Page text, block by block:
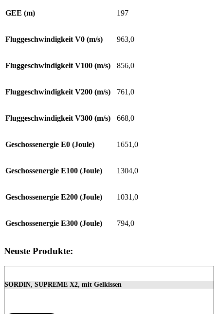
GEE (m) 197
Fluggeschwindigkeit V0 (m/s) 963,0
Fluggeschwindigkeit V100 (m/s) 856,0
Fluggeschwindigkeit V200 (m/s) 761,0
Fluggeschwindigkeit V300 (m/s) 668,0
Geschossenergie E0 (Joule) 1651,0
Geschossenergie E100 (Joule) 1304,0
Geschossenergie E200 (Joule) 1031,0
Geschossenergie E300 (Joule) 794,0
Neuste Produkte:
SORDIN, SUPREME X2, mit Gelkissen